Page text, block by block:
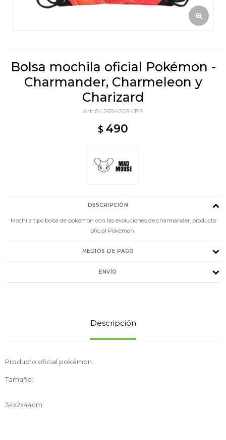
Bolsa mochila oficial Pokémon -
Charmander, Charmeleon y
Charizard
8426842094199
$ 490
DESCRIPCIÓN
Mochila tipo bolsa de pokémon con las evoluciones de charmander, producto
oficial Pokémon.
MEDIOS DE PAGO
ENVÍO
Descripción
Producto oficial pokémon.
Tamaño:
34x2x44cm.